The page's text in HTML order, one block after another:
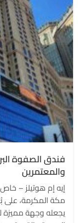
فندق الصفوة
والمعتمرين
إيه إم هوتيلز –
مكة المكرمة، على
يجعله وجهة مميزة